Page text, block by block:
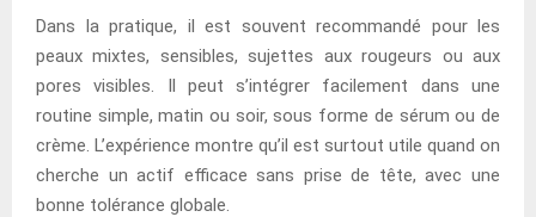
Dans la pratique, il est souvent recommandé pour les
peaux mixtes, sensibles, sujettes aux rougeurs ou aux
pores visibles. Il peut s’intégrer facilement dans une
routine simple, matin ou soir, sous forme de sérum ou de
crème. L’expérience montre qu’il est surtout utile quand on
cherche un actif efficace sans prise de tête, avec une
bonne tolérance globale.